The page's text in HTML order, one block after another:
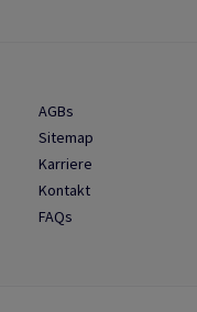
AGBs
Sitemap
Karriere
Kontakt
FAQs